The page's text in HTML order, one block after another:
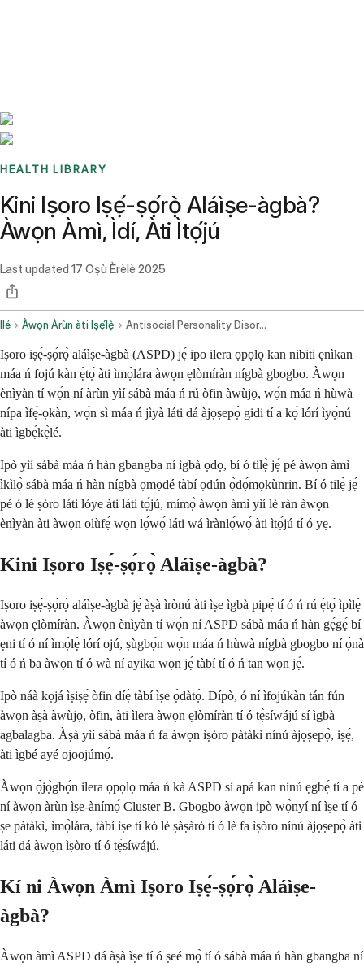
HEALTH LIBRARY
Kini Iṣoro Iṣẹ́-ṣọ́rọ̀ Aláìṣe-àgbà?
Àwọn Àmì, Ìdí, Àti Ìtọ́jú
Last updated 17 Oṣù Èrèlè 2025
Ilé Àwọn Àrùn àti Iṣẹ́lẹ̀ Antisocial Personality Disorder
Iṣoro iṣẹ́-ṣọ́rọ̀ aláìṣe-àgbà (ASPD) jẹ́ ipo ilera ọpọlọ kan nibiti ẹnìkan
máa ń fojú kàn ẹ̀tọ́ àti ìmọ̀lára àwọn ẹlòmíràn nígbà gbogbo. Àwọn
ènìyàn tí wọ́n ní àrùn yìí sábà máa ń rú òfin àwùjọ, wọ́n máa ń hùwà
nípa ìfẹ́-ọkàn, wọ́n sì máa ń jìyà láti dá àjọṣepọ̀ gidi tí a kọ́ lórí ìyọ́nú
àti ìgbẹ́kẹ̀lé.
Ipò yìí sábà máa ń hàn gbangba ní ìgbà ọdọ, bí ó tilẹ̀ jẹ́ pé àwọn àmì
ìkìlọ̀ sábà máa ń hàn nígbà ọmọdé tàbí ọdún ọ̀dọ́mọkùnrin. Bí ó tilẹ̀ jẹ́
pé ó lè ṣòro láti lóye àti láti tọ́jú, mímọ̀ àwọn àmì yìí lè ràn àwọn
ènìyàn àti àwọn olùfẹ́ wọn lọ́wọ́ láti wá ìrànlọ́wọ́ àti ìtọ́jú tí ó yẹ.
Kini Iṣoro Iṣẹ́-ṣọ́rọ̀ Aláìṣe-àgbà?
Iṣoro iṣẹ́-ṣọ́rọ̀ aláìṣe-àgbà jẹ́ àṣà ìrònú àti ìṣe ìgbà pipẹ́ tí ó ń rú ẹ̀tọ́ ìpìlẹ̀
àwọn ẹlòmíràn. Àwọn ènìyàn tí wọ́n ní ASPD sábà máa ń hàn gẹ́gẹ́ bí
ẹni tí ó ní ìmọ̀lẹ̀ lórí ojú, ṣùgbọ́n wọ́n máa ń hùwà nígbà gbogbo ní ọ̀nà
tí ó ń ba àwọn tí ó wà ní ayika wọn jẹ́ tàbí tí ó ń tan wọn jẹ́.
Ipò náà kọjá ìṣiṣẹ́ òfin díẹ̀ tàbí ìṣe ọ̀dàtọ̀. Dípò, ó ní ìfojúkàn tán fún
àwọn àṣà àwùjọ, òfin, àti ìlera àwọn ẹlòmíràn tí ó tẹ̀síwájú sí ìgbà
agbalagba. Àṣà yìí sábà máa ń fa àwọn ìṣòro pàtàkì nínú àjọṣepọ̀, iṣẹ́,
àti ìgbé ayé ojoojúmọ́.
Àwọn ọ̀jọ̀gbọ́n ilera ọpọlọ máa ń kà ASPD sí apá kan nínú ẹgbẹ́ tí a pè
ní àwọn àrùn ìṣe-ànímọ́ Cluster B. Gbogbo àwọn ipò wọ̀nyí ní ìṣe tí ó
ṣe pàtàkì, ìmọ̀lára, tàbí ìṣe tí kò lè ṣàṣàrò tí ó lè fa ìṣòro nínú àjọṣepọ̀ àti
láti dá àwọn ìṣòro tí ó tẹ̀síwájú.
Kí ni Àwọn Àmì Iṣoro Iṣẹ́-ṣọ́rọ̀ Aláìṣe-
àgbà?
Àwọn àmì ASPD dá àṣà ìṣe tí ó ṣeé mọ̀ tí ó sábà máa ń hàn gbangba ní